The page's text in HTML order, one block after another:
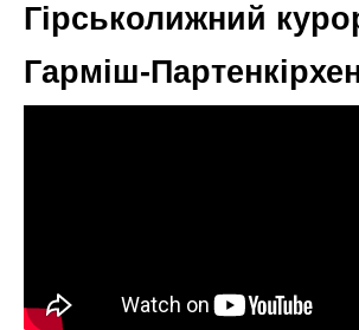
Гірськолижний
Гарміш-